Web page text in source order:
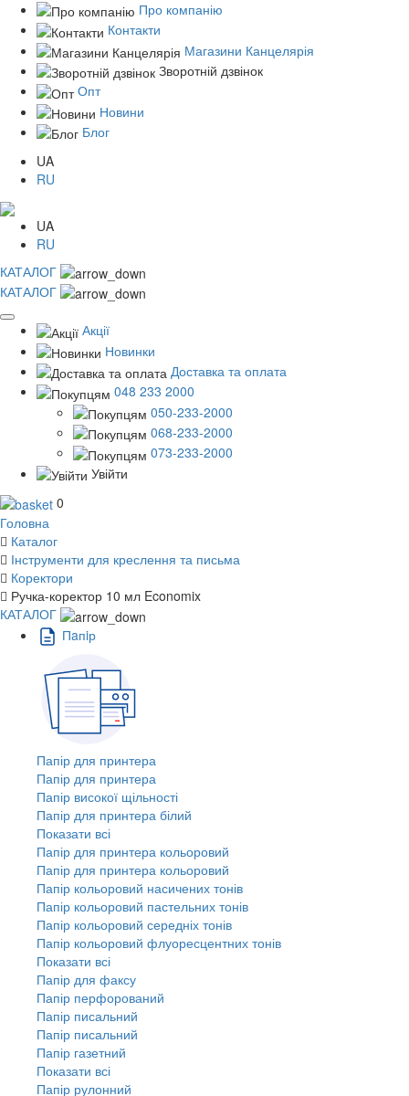
Про компанію
Контакти
Магазини Канцелярія
Зворотній дзвінок
Опт
Новини
Блог
UA
RU
UA
RU
КАТАЛОГ
КАТАЛОГ
Акції
Новинки
Доставка та оплата
048 233 2000
050-233-2000
068-233-2000
073-233-2000
Увійти
0
Головна
Каталог
Інструменти для креслення та письма
Коректори
Ручка-коректор 10 мл Economix
КАТАЛОГ
Пaпiр
Папір для принтера
Папір для принтера
Папір високої щільності
Папір для принтера білий
Показати всі
Папір для принтера кольоровий
Папір для принтера кольоровий
Папір кольоровий насичених тонів
Папір кольоровий пастельних тонів
Папір кольоровий середніх тонів
Папір кольоровий флуоресцентних тонів
Показати всі
Папір для факсу
Папір перфорований
Папір писальний
Папір писальний
Папір газетний
Показати всі
Папір рулонний